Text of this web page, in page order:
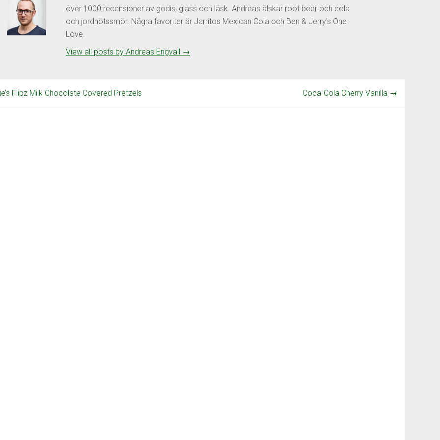
över 1000 recensioner av godis, glass och läsk. Andreas älskar root beer och cola
och jordnötssmör. Några favoriter är Jarritos Mexican Cola och Ben & Jerry's One
Love.
View all posts by Andreas Engvall →
Flipz Milk Chocolate Covered Pretzels Coca-Cola Cherry Vanilla →